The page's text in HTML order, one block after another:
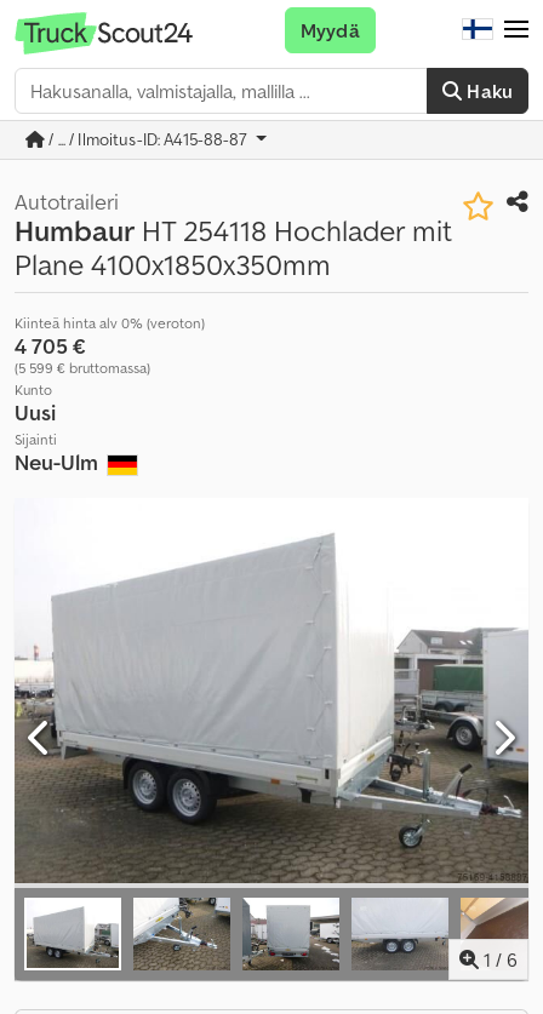
Haku
Myydä
/ ... / Ilmoitus-ID: A415-88-87
Autotraileri
Humbaur HT 254118 Hochlader mit
Plane 4100x1850x350mm
Kiinteä hinta alv 0% (veroton)
4 705 €
(5 599 € bruttomassa)
Kunto
Uusi
Sijainti
Neu-Ulm
1 / 6